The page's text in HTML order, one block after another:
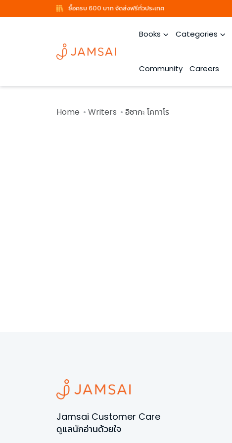
ซื้อครบ 600 บาท จัดส่งฟรีทั่วประเทศ
Books Categories
Community Careers
Home Writers อิซากะ โคทาโร
Jamsai Customer Care
ดูแลนักอ่านด้วยใจ